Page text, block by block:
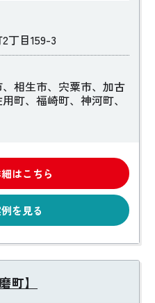
丁目159-3
相生市、宍粟市、加古
町、福崎町、神河町、
はこちら
を見る
町】